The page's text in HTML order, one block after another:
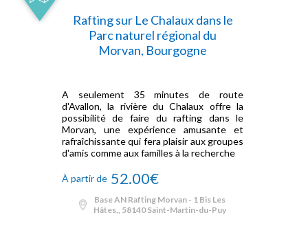
Rafting sur Le Chalaux dans le
Parc naturel régional du
Morvan, Bourgogne
A seulement 35 minutes de route
d'Avallon, la rivière du Chalaux offre la
possibilité de faire du rafting dans le
Morvan, une expérience amusante et
rafraîchissante qui fera plaisir aux groupes
d'amis comme aux familles à la recherche
À partir de 52.00€
Base AN Rafting Morvan - 1 Bis Les
Hâtes,, 58140 Saint-Martin-du-Puy